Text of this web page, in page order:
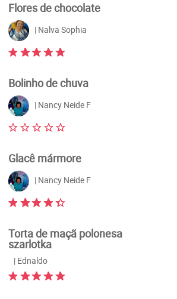
Flores de chocolate
| Nalva Sophia
Bolinho de chuva
| Nancy Neide F
Glacê mármore
| Nancy Neide F
Torta de maçã polonesa
szarlotka
| Ednaldo